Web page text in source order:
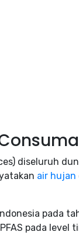
diseluruh
air hujan
pada
pada level